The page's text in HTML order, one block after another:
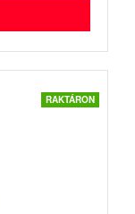
RAKTÁRON